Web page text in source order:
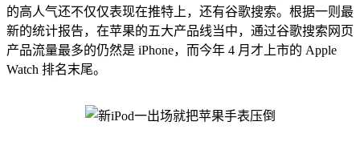
的高人气还不仅仅表现在推特上，还有谷歌搜索。根据一则最
新的统计报告，在苹果的五大产品线当中，通过谷歌搜索网页
产品流量最多的仍然是 iPhone，而今年 4 月才上市的 Apple
Watch 排名末尾。